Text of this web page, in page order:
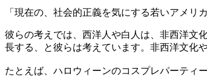
「現在の、 社会的正義を気にする若いアメリ
彼らの考えでは、西洋人や白人は、非西洋文
長する、と彼らは考えています。 非西洋文化
たとえば、ハロウィーンのコスプレパーティ